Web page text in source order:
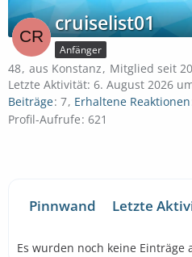
cruiselist01
Anfänger
48 aus Konstanz
Mitglied seit
Letzte Aktivität: 6. August 2026
Beiträge 7 Erhaltene Reaktionen
Profil-Aufrufe 621
Pinnwand Letzte
Es wurden noch keine Einträge